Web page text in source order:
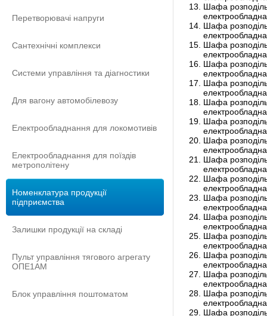
Перетворювачі напруги
Сантехнічні комплекси
Системи управління та діагностики
Для вагону автомобілевозу
Електрообладнання для локомотивів
Електрообладнання для поїздів
метрополітену
Номенклатура продукції
підприємства
Залишки продукції на складі
Пульт управління тягового агрегату
ОПЕ1АМ
Блок управління поштоматом
Шафа
Шафа
Шафа
Шафа
Шафа
Шафа
Шафа
Шафа
Шафа
Шафа
Шафа
Шафа
Шафа
Шафа
Шафа
Шафа
Шафа